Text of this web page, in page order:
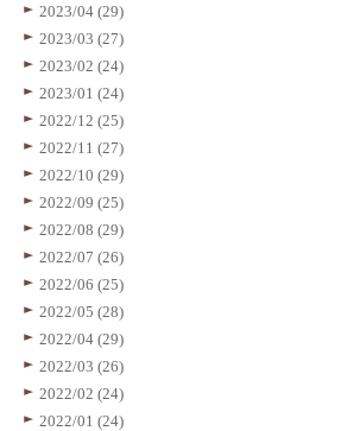
2023/04 (29)
2023/03 (27)
2023/02 (24)
2023/01 (24)
2022/12 (25)
2022/11 (27)
2022/10 (29)
2022/09 (25)
2022/08 (29)
2022/07 (26)
2022/06 (25)
2022/05 (28)
2022/04 (29)
2022/03 (26)
2022/02 (24)
2022/01 (24)